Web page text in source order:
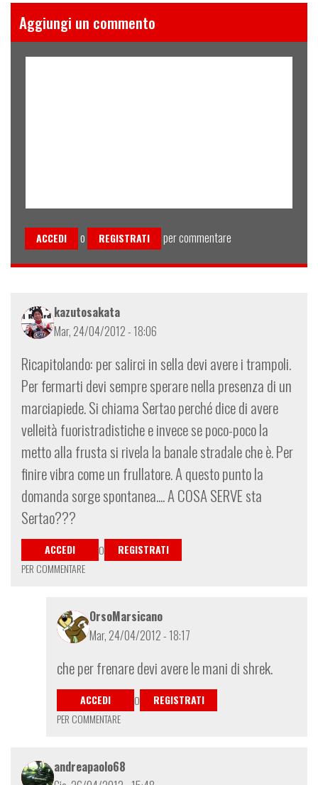
Aggiungi un commento
ACCEDI o REGISTRATI per commentare
kazutosakata
Mar, 24/04/2012 - 18:06
Ricapitolando: per salirci in sella devi avere i trampoli.
Per fermarti devi sempre sperare nella presenza di un
marciapiede. Si chiama Sertao perché dice di avere
velleità fuoristradistiche e invece se poco-poco la
metto alla frusta si rivela la banale stradale che è. Per
finire vibra come un frullatore. A questo punto la
domanda sorge spontanea.... A COSA SERVE sta
Sertao???
ACCEDI O
REGISTRATI
PER COMMENTARE
OrsoMarsicano
Mar, 24/04/2012 - 18:17
In
risposta
Ricapitolando
di
che per frenare devi avere le mani di shrek.
ACCEDI O
REGISTRATI
PER COMMENTARE
andreapaolo68